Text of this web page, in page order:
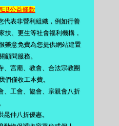
公益條款
代表非營利組織，例如行善
扶、更生等社會福利機構，
樂意免費為您提供網站建置
顧問服務。
、宮廟、教會、合法宗教團
們僅收工本費。
、工會、協會、宗親會八折
昆仲八折優惠。